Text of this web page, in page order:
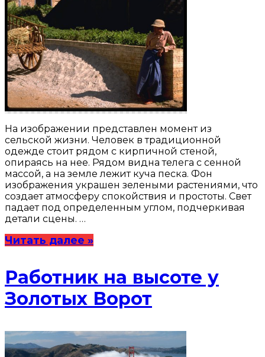
На изображении представлен момент из
сельской жизни. Человек в традиционной
одежде стоит рядом с кирпичной стеной,
опираясь на нее. Рядом видна телега с сенной
массой, а на земле лежит куча песка. Фон
изображения украшен зелеными растениями, что
создает атмосферу спокойствия и простоты. Свет
падает под определенным углом, подчеркивая
детали сцены. …
Читать далее »
Работник на высоте у
Золотых Ворот